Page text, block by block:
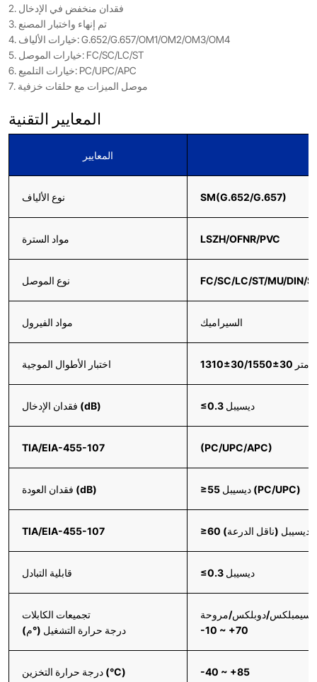
2. فقدان منخفض في الإدخال
3. تم إنهاء واختبار المصنع
4. خيارات الألياف: G.652/G.657/OM1/OM2/OM3/OM4
5. خيارات الموصل: FC/SC/LC/ST
6. خيارات التلميع: PC/UPC/APC
7. موصل الميزات مع حلقات خزفية
المعايير التقنية
المعايير
نوع الألياف SM(G.652/G.657)
مواد السترة LSZH/OFNR/PVC
نوع الموصل FC/SC/LC/ST/MU/DIN/
مواد الفيرول السيراميك
اختبار الأطوال الموجية
فقدان الإدخال (dB) ≤0.3 ديسيبل
TIA/EIA-455-107 (PC/UPC/APC)
فقدان العودة (dB) ≥55 ديسيبل (PC/UPC)
TIA/EIA-455-107 ≥60 ديسيبل (ناقل الدرعة)
قابلية التبادل ≤0.3 ديسيبل
تجميعات الكابلات
درجة حرارة التشغيل (°م)
سيمبلكس/دوبلكس/مروحة
-10 ~ +70
درجة حرارة التخزين (°C) -40 ~ +85